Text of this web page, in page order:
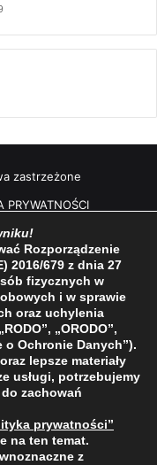
zastrzeżone
PRYWATNOŚCI
Rozporządzenie
2016/679 z dnia 27
fizycznych w
i w sprawie
oraz uchylenia
„ORODO”,
o Ochronie Danych”).
lepsze materiały
usługi, potrzebujemy
zachowań
prywatności”
na ten temat.
z